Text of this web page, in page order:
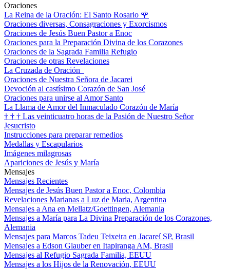
Oraciones
La Reina de la Oración: El Santo Rosario 🌹
Oraciones diversas, Consagraciones y Exorcismos
Oraciones de Jesús Buen Pastor a Enoc
Oraciones para la Preparación Divina de los Corazones
Oraciones de la Sagrada Familia Refugio
Oraciones de otras Revelaciones
La Cruzada de Oración
Oraciones de Nuestra Señora de Jacarei
Devoción al castísimo Corazón de San José
Oraciones para unirse al Amor Santo
La Llama de Amor del Inmaculado Corazón de María
† † † Las veinticuatro horas de la Pasión de Nuestro Señor
Jesucristo
Instrucciones para preparar remedios
Medallas y Escapularios
Imágenes milagrosas
Apariciones de Jesús y María
Mensajes
Mensajes Recientes
Mensajes de Jesús Buen Pastor a Enoc, Colombia
Revelaciones Marianas a Luz de Maria, Argentina
Mensajes a Ana en Mellatz/Goettingen, Alemania
Mensajes a María para La Divina Preparación de los Corazones,
Alemania
Mensajes para Marcos Tadeu Teixeira en Jacareí SP, Brasil
Mensajes a Edson Glauber en Itapiranga AM, Brasil
Mensajes al Refugio Sagrada Familia, EEUU
Mensajes a los Hijos de la Renovación, EEUU